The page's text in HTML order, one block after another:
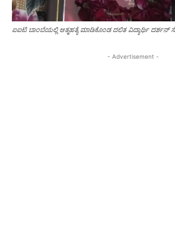
ಐಐಟಿ ಬಾಂಬೆಯಲ್ಲಿ ಆತ್ಮಹತ್ಯೆ ಮಾಡಿಕೊಂಡ ದಲಿತ ವಿದ್ಯಾರ್ಥಿ ದರ್ಶನ್
- Advertisement -